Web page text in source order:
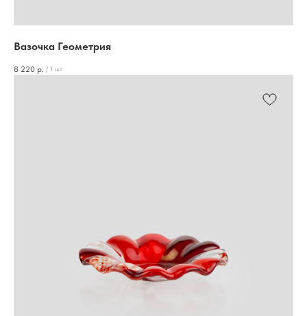
Вазочка Геометрия
8 220 р. / 1 шт